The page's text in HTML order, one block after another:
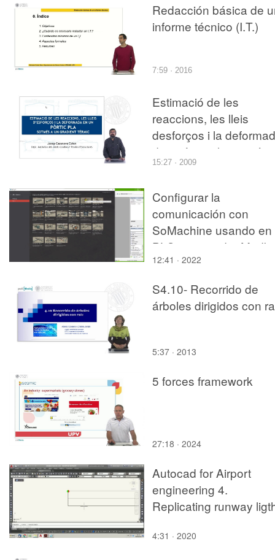
Redacción básica de
informe técnico (I.T.)
7:59 · 2016
Estimació de les
reaccions, les lleis
desforços i la
d'un pòrtic pla sotmés
un gradient tèrmic
15:27 · 2009
Configurar la
comunicación con
SoMachine usando en
PLC un servidor
TCP/IP
12:41 · 2022
S4.10- Recorrido de
árboles dirigidos con
5:37 · 2013
5 forces framework
27:18 · 2024
Autocad for Airport
engineering 4.
Replicating runway
4:31 · 2020